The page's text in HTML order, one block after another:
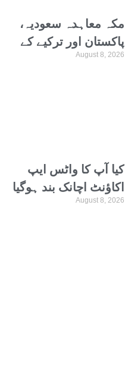
مکہ معاہدہ سعودیہ،
پاکستان اور ترکیے کے
محفوظ مستقبل کی
August 8, 2026
کیا آپ کا واٹس ایپ
اکاؤنٹ اچانک بند ہوگیا
ہے؟ تو اس کی وجہ جان
August 8, 2026